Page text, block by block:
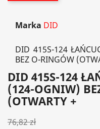
Marka DID
DID 415S-124
BEZ O-RINGÓW
DID 415S-124
(124-OGNIW)
(OTWARTY +
76,82 zł